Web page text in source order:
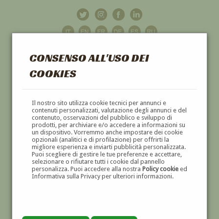
CONSENSO ALL'USO DEI
COOKIES
Il nostro sito utilizza cookie tecnici per annunci e
contenuti personalizzati, valutazione degli annunci e del
contenuto, osservazioni del pubblico e sviluppo di
prodotti, per archiviare e/o accedere a informazioni su
un dispositivo. Vorremmo anche impostare dei cookie
opzionali (analitici e di profilazione) per offrirti la
migliore esperienza e inviarti pubblicità personalizzata.
Puoi scegliere di gestire le tue preferenze e accettare,
selezionare o rifiutare tutti i cookie dal pannello
personalizza. Puoi accedere alla nostra Policy cookieed
Informativa sulla Privacy per ulteriori informazioni.
GALLERIAD'ARTE
DIPINTI E SCULTURE '800 E '900